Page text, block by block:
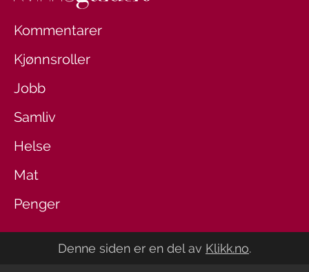
Kommentarer
Kjønnsroller
Jobb
Samliv
Helse
Mat
Penger
Denne siden er en del av Klikk.no.